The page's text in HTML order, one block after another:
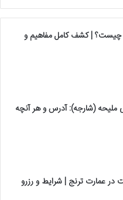
چیست؟ | کشف کامل مفاهیم و
ملیحه (شارجه): آدرس و هر آنچه
در عمارت ترنج | شرایط و رزرو